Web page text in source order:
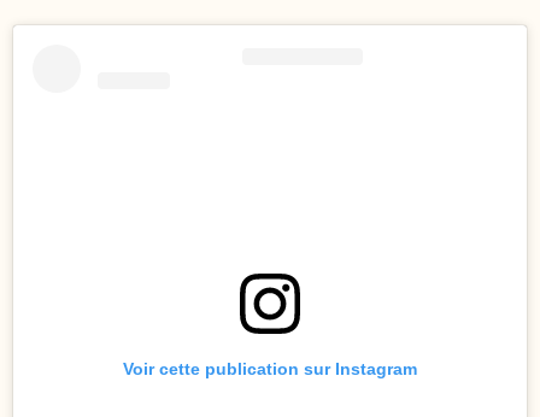
Voir cette publication sur Instagram